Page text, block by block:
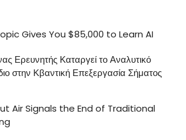
Gives You $85,000 to Learn AI
Ερευνητής Καταργεί το Αναλυτικό
στην Κβαντική Επεξεργασία Σήματος
Air Signals the End of Traditional